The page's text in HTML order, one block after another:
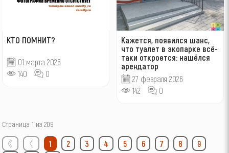
КТО ПОМНИТ?
01 марта 2026
140
0
Кажется, появился шанс,
что туалет в экопарке всё-
таки откроется: нашёлся
арендатор
27 февраля 2026
142
0
Страница 1 из 209
1 2 3 4 5 6 7 8
9